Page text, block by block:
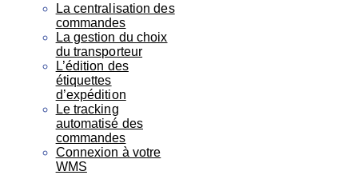
La centralisation des
commandes
La gestion du choix
du transporteur
L’édition des
étiquettes
d’expédition
Le tracking
automatisé des
commandes
Connexion à votre
WMS